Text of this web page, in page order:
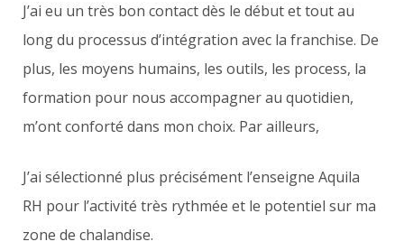
J’ai eu un très bon contact dès le début et tout au
long du processus d’intégration avec la franchise. De
plus, les moyens humains, les outils, les process, la
formation pour nous accompagner au quotidien,
m’ont conforté dans mon choix. Par ailleurs,
J’ai sélectionné plus précisément l’enseigne Aquila
RH pour l’activité très rythmée et le potentiel sur ma
zone de chalandise.